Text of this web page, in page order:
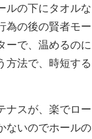
ルの下にタオルな
為の後の賢者モー
ーで、温めるのに
方法で、時短する
ナスが、楽でロー
ないのでホールの